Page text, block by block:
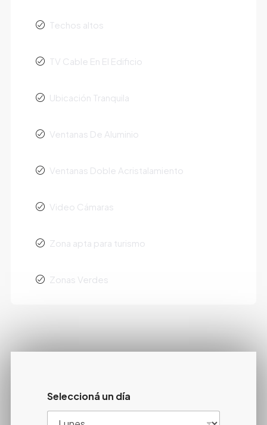
Techos altos
TV Cable En El Edificio
Ubicación Tranquila
Ventanas De Aluminio
Ventanas Doble Acristalamiento
Video Cámaras
Zona apta para turismo
Zonas Verdes
Seleccioná un día